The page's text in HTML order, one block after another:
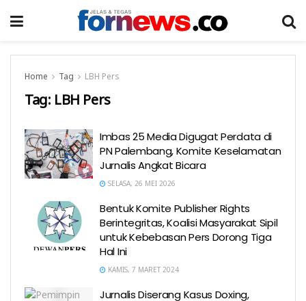
Home Tag LBH Pers
Tag: LBH Pers
Imbas 25 Media Digugat Perdata di
PN Palembang, Komite Keselamatan
Jurnalis Angkat Bicara
SELASA, 26 MEI 2026
Bentuk Komite Publisher Rights
Berintegritas, Koalisi Masyarakat Sipil
untuk Kebebasan Pers Dorong Tiga
Hal Ini
KAMIS, 7 MARET 2024
Jurnalis Diserang Kasus Doxing,